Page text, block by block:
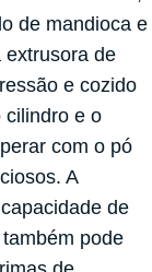
de mandioca e
extrusora de
e cozido
cilindro e o
com o pó
A
de
pode